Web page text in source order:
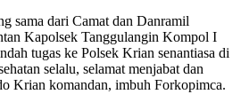
sama dari Camat dan Danramil
Kapolsek Tanggulangin Kompol I
tugas ke Polsek Krian senantiasa di
selalu, selamat menjabat dan
Krian komandan, imbuh Forkopimca.